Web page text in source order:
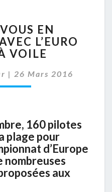
VOUS
EN
EN
L’EURO
VOILE
| 26 Mars 2016
160 pilotes
plage pour
d’Europe
nombreuses
aux